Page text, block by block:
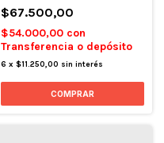
$67.500,00
$54.000,00 con
Transferencia o depósito
6 x $11.250,00 sin interés
COMPRAR